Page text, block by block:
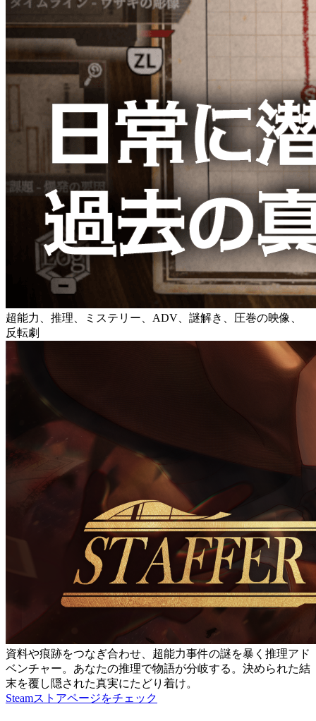
超能力、推理、ミステリー、ADV、謎解き、圧巻の映像、
反転劇
資料や痕跡をつなぎ合わせ、超能力事件の謎を暴く推理アド
ベンチャー。あなたの推理で物語が分岐する。決められた結
末を覆し隠された真実にたどり着け。
Steamストアページをチェック